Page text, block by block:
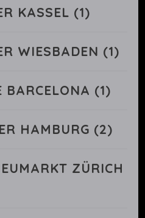
KASSEL (1)
WIESBADEN (1)
BARCELONA (1)
HAMBURG (2)
ZÜRICH